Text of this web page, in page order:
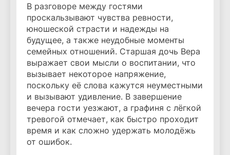
В разговоре между гостями
проскальзывают чувства ревности,
юношеской страсти и надежды на
будущее, а также неудобные моменты
семейных отношений. Старшая дочь Вера
выражает свои мысли о воспитании, что
вызывает некоторое напряжение,
поскольку её слова кажутся неуместными
и вызывают удивление. В завершение
вечера гости уезжают, а графиня с лёгкой
тревогой отмечает, как быстро проходит
время и как сложно удержать молодёжь
от ошибок.